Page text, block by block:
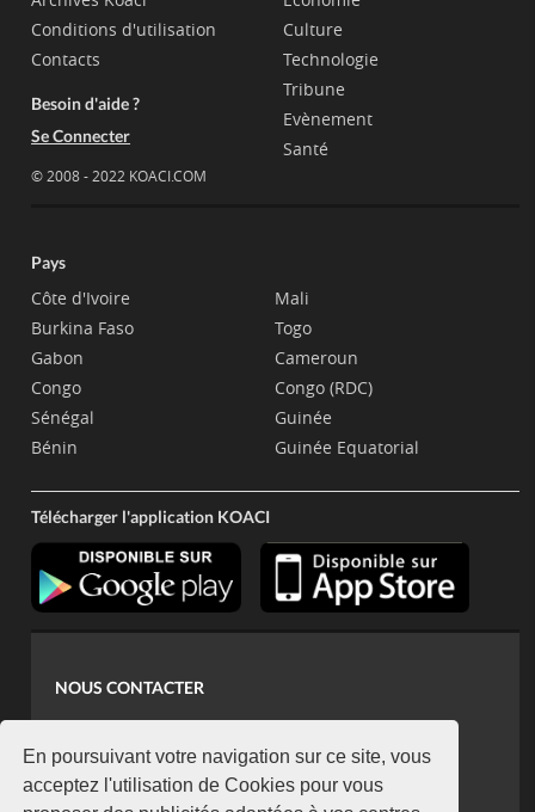
En poursuivant votre navigation sur ce site, vous
acceptez l'utilisation de Cookies pour vous
Conditions d'utilisation
Contacts
Besoin d'aide ?
Se Connecter
© 2008 - 2022 KOACI.COM
Culture
Technologie
Tribune
Evènement
Santé
Pays
Côte d'Ivoire
Burkina Faso
Gabon
Congo
Sénégal
Bénin
Mali
Togo
Cameroun
Congo (RDC)
Guinée
Guinée Equatorial
Télécharger l'application KOACI
NOUS CONTACTER
koaci@yahoo.fr
+225 07 08 85 52 93